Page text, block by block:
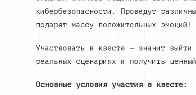
кибербезопасности. Проведут
подарят массу положительных эмоций!
Участвовать в квесте — значит
реальных сценариях и получить
Основные условия участия в квесте: